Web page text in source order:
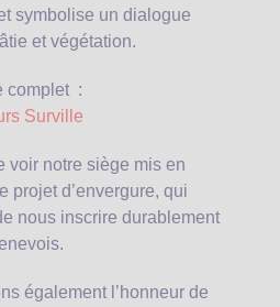
symbolise un dialogue
et végétation.
complet :
Surville
voir notre siège mis en
projet d’envergure, qui
nous inscrire durablement
également l’honneur de